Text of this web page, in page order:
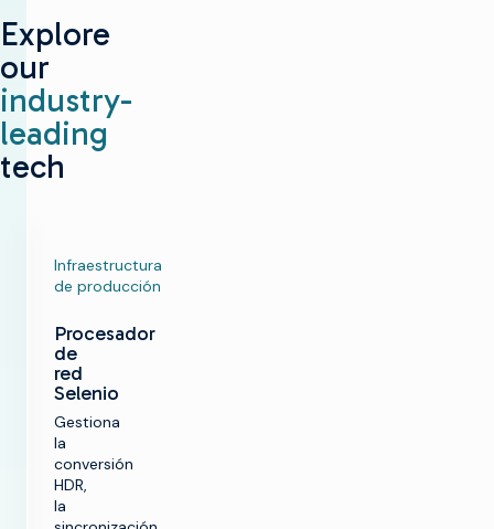
Explore
our
industry-
leading
tech
Infraestructura
de producción
Procesador
de
red
Selenio
Gestiona
la
conversión
HDR,
la